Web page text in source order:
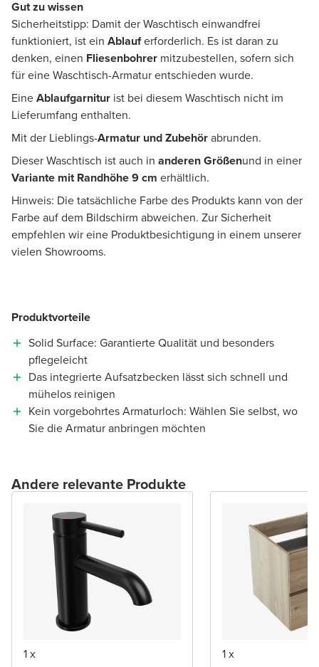
Gut zu wissen
Sicherheitstipp: Damit der Waschtisch einwandfrei
funktioniert, ist ein Ablauferforderlich. Es ist daran zu
denken, einen Fliesenbohrer mitzubestellen, sofern sich
für eine Waschtisch-Armatur entschieden wurde.
EineAblaufgarnitur ist bei diesem Waschtisch nicht im
Lieferumfang enthalten.
Mit der Lieblings-Armatur und Zubehörabrunden.
Dieser Waschtisch ist auch in anderen Größenund in einer
Variante mit Randhöhe 9 cm erhältlich.
Hinweis: Die tatsächliche Farbe des Produkts kann von der
Farbe auf dem Bildschirm abweichen. Zur Sicherheit
empfehlen wir eine Produktbesichtigung in einem unserer
vielen Showrooms.
Produktvorteile
Solid Surface: Garantierte Qualität und besonders
pflegeleicht
Das integrierte Aufsatzbecken lässt sich schnell und
mühelos reinigen
Kein vorgebohrtes Armaturloch: Wählen Sie selbst, wo
Sie die Armatur anbringen möchten
Andere relevante Produkte
1 x
1 x